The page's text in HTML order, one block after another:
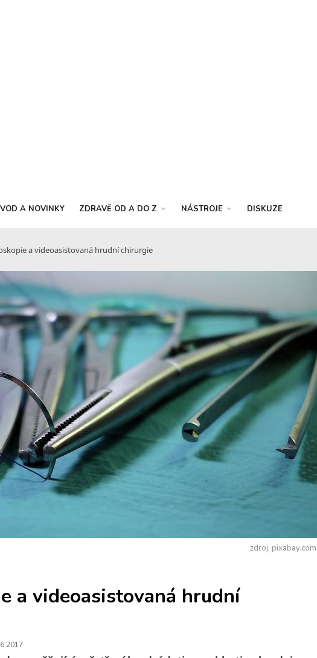
A NOVINKY ZDRAVĚ OD A DO Z NÁSTROJE DISKUZE
a videoasistovaná hrudní chirurgie
zdroj: pixabay.com
a videoasistovaná hrudní